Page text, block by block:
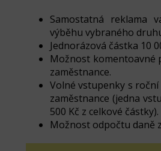
Samostatná reklama
výběhu vybraného
Jednorázová částka 10
Možnost komentoavné
zaměstnance.
Volné vstupenky s
zaměstnance (jedna
500 Kč z celkové částky).
Možnost odpočtu daně